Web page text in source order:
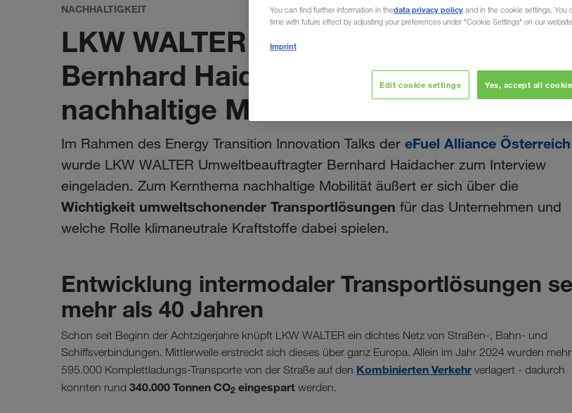
NACHHALTIGKEIT Februar
LKW WALTER Umweltbeauftragter
Bernhard Haidacher im Interview über
nachhaltige Mobilität
Im Rahmen des Energy Transition Innovation Talks der eFuel Alliance Österreich
wurde LKW WALTER Umweltbeauftragter Bernhard Haidacher zum Interview
eingeladen. Zum Kernthema nachhaltige Mobilität äußert er sich über die
Wichtigkeit umweltschonender Transportlösungen für das Unternehmen und
welche Rolle klimaneutrale Kraftstoffe dabei spielen.
Entwicklung intermodaler Transportlösungen
mehr als 40 Jahren
Schon seit Beginn der Achtzigerjahre knüpft LKW WALTER ein dichtes Netz von Straßen-, Bahn- und
Schiffsverbindungen. Mittlerweile erstreckt sich dieses über ganz Europa. Allein im Jahr 2024 wurden
595.000 Komplettladungs-Transporte von der Straße auf den Kombinierten Verkehrverlagert - dadurch
konnten rund 340.000 Tonnen CO2 eingespart werden.
You can find further information in thedata privacy policy and in the cookie settings. You
time with future effect by adjusting your preferences under "Cookie Settings" on our
Imprint
Edit cookie settings Yes, accept all